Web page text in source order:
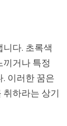
다. 초록색
끼거나 특정
이러한 꿈은
취하라는 상기